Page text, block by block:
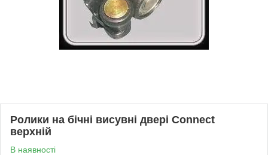
Ролики на бічні висувні двері Connect
верхній
В наявності